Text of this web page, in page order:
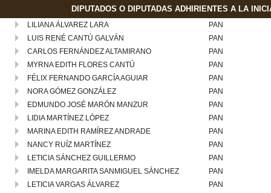
DIPUTADOS O DIPUTADAS ADHIRIENTES A LA
LILIANA ÁLVAREZ LARA
PAN
LUIS RENÉ CANTÚ GALVÁN
PAN
CARLOS FERNÁNDEZ ALTAMIRANO
PAN
MYRNA EDITH FLORES CANTÚ
PAN
FÉLIX FERNANDO GARCÍA AGUIAR
PAN
NORA GÓMEZ GONZÁLEZ
PAN
EDMUNDO JOSÉ MARÓN MANZUR
PAN
LIDIA MARTÍNEZ LÓPEZ
PAN
MARINA EDITH RAMÍREZ ANDRADE
PAN
NANCY RUÍZ MARTÍNEZ
PAN
LETICIA SÁNCHEZ GUILLERMO
PAN
IMELDA MARGARITA SANMIGUEL SÁNCHEZ
PAN
LETICIA VARGAS ÁLVAREZ
PAN